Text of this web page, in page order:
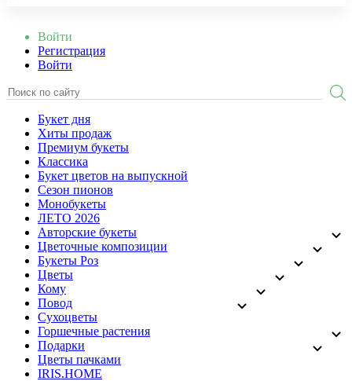
Войти
Регистрация
Войти
Букет дня
Хиты продаж
Премиум букеты
Классика
Букет цветов на выпускной
Сезон пионов
Монобукеты
ЛЕТО 2026
Авторские букеты
Цветочные композиции
Букеты Роз
Цветы
Кому
Повод
Сухоцветы
Горшечные растения
Подарки
Цветы пачками
IRIS.HOME